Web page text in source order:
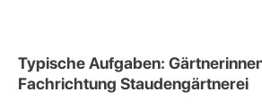
Typische Aufgaben:
Fachrichtung Staudengärtnerei